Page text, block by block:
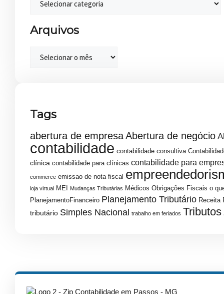
Arquivos
Tags
abertura de empresaAbertura de negócio
contabilidade contabilidade consultiva
clínica contabilidade para clínicas contabilidade para
commerce emissao de nota fiscal
loja virtual MEI Mudanças Tributárias Médicos Obrigações Fiscais o
PlanejamentoFinanceiro Planejamento Tributário Receita
tributário Simples Nacional trabalho em feriados Tributos